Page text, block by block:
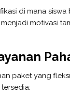
di mana
motivasi
paket yang